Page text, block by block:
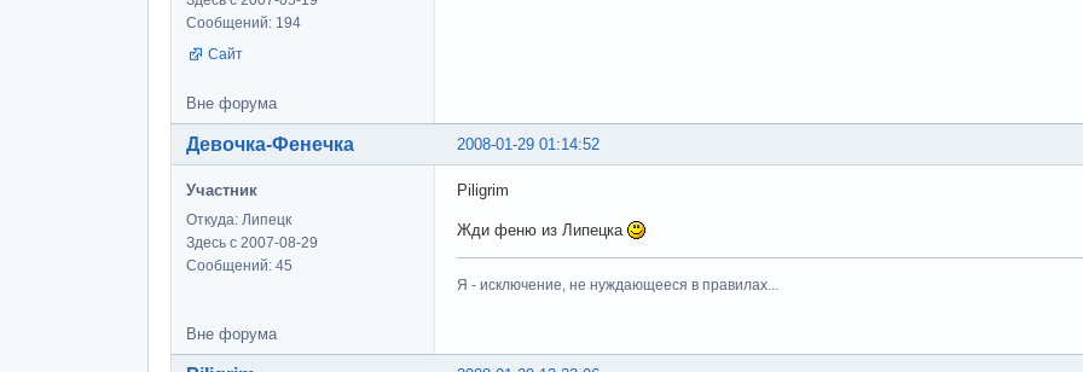
Сообщений: 194
Сайт
Вне форума
2008-01-29 01:14:52
Девочка-Фенечка
Участник
Откуда: Липецк
Здесь с 2007-08-29
Сообщений: 45
Piligrim
Жди феню из Липецка
Я - исключение, не нуждающееся в правилах...
Вне форума